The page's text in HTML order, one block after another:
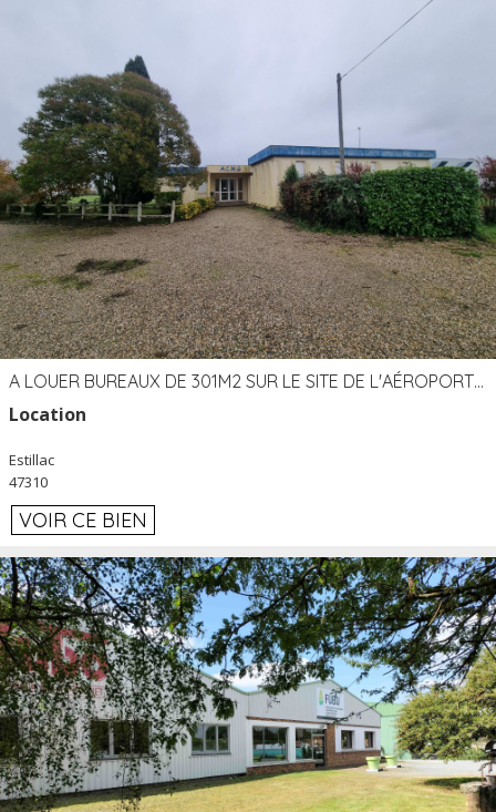
A LOUER BUREAUX DE 301M2 SUR LE SITE DE L'AÉROPORT AGEN LA GARENNE
Location
Estillac
47310
VOIR CE BIEN